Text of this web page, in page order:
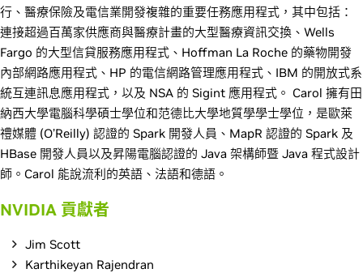
行、醫療保險及電信業開發複雜的重要任務應用程式，其中包括：
連接超過百萬家供應商與醫療計畫的大型醫療資訊交換、Wells
Fargo 的大型信貸服務應用程式、Hoffman La Roche 的藥物開發
內部網路應用程式、HP 的電信網路管理應用程式、IBM 的開放式系
統互連訊息應用程式，以及 NSA 的 Sigint 應用程式。 Carol 擁有田
納西大學電腦科學碩士學位和范德比大學地質學學士學位，是歐萊
禮媒體 (O’Reilly) 認證的 Spark 開發人員、MapR 認證的 Spark 及
HBase 開發人員以及昇陽電腦認證的 Java 架構師暨 Java 程式設計
師。Carol 能說流利的英語、法語和德語。
NVIDIA 貢獻者
Jim Scott
Karthikeyan Rajendran